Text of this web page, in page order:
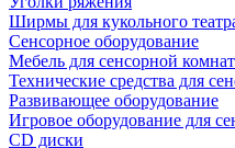
Ширмы для кукольного
Сенсорное оборудование
Мебель для сенсорной
Технические средства для
Развивающее оборудование
Игровое оборудование для
CD диски